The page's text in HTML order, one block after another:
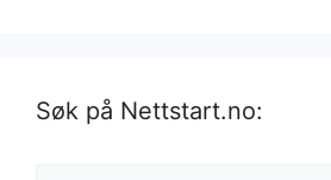
Søk på Nettstart.no: